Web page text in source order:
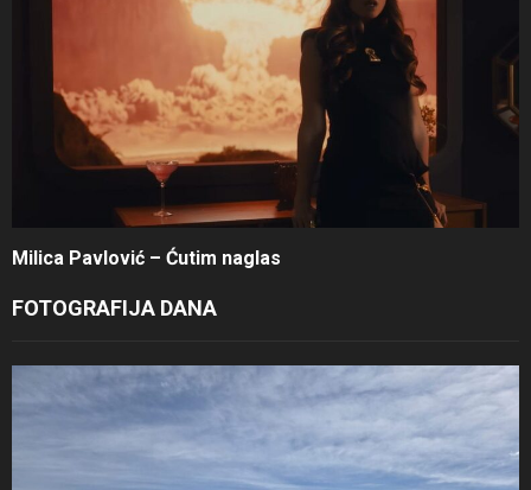
Milica Pavlović – Ćutim naglas
FOTOGRAFIJA DANA